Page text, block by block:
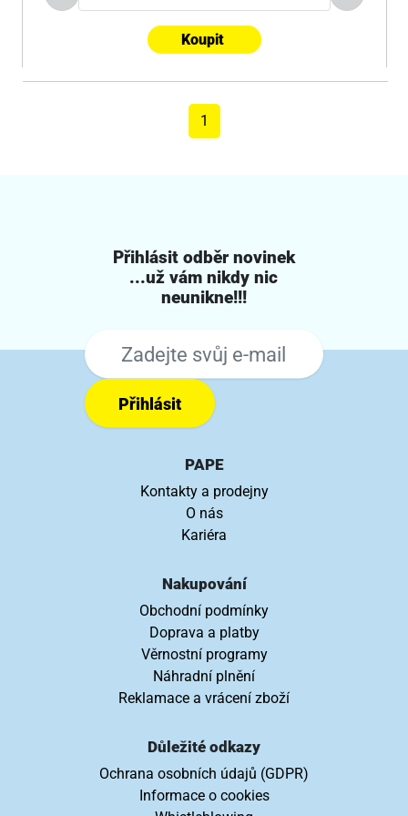
Koupit
1
Přihlásit odběr novinek
...už vám nikdy nic
neunikne!!!
Přihlásit
PAPE
Kontakty a prodejny
O nás
Kariéra
Nakupování
Obchodní podmínky
Doprava a platby
Věrnostní programy
Náhradní plnění
Reklamace a vrácení zboží
Důležité odkazy
Ochrana osobních údajů (GDPR)
Informace o cookies